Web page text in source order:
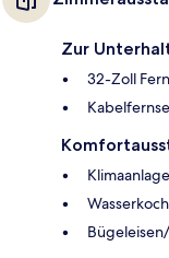
Zur
32-Zoll
Klimaanlage